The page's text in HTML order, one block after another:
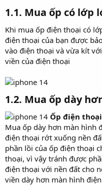
1.1. Mua ốp có lớp
Khi mua ốp điện thoại có
điện thoại của bạn được
vào điện thoại và vừa kít
viền của điện thoại
1.2. Mua ốp dày
Ốp điện
Mua ốp dày hơn màn hình
điện thoại rớt xuống nền
phần lồi của ốp điện thoại
thoại, vì vậy tránh được
điện thoại với nền đất cho
viền dày hơn màn hình